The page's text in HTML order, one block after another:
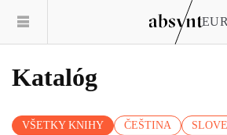
EUR
Katalóg
VŠETKY KNIHY ČEŠTINA